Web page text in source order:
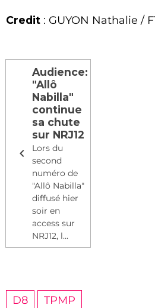
Credit : GUYON Nathalie /
Audience:
"Allô
Nabilla"
continue
sa chute
sur NRJ12
Lors du
second
numéro de
"Allô Nabilla"
diffusé hier
soir en
access sur
NRJ12, l...
D8 TPMP